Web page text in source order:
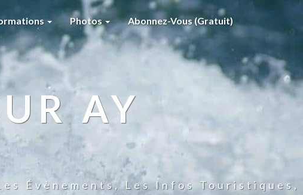
Photos Abonnez-Vous (gratuit)
AY
Évènements, Les Infos Touristiques,